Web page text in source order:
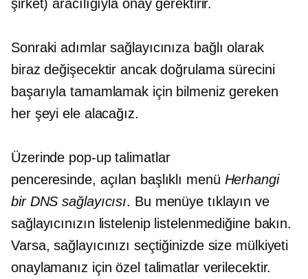
şirket) aracılığıyla onay gerektirir.
Sonraki adımlar sağlayıcınıza bağlı olarak
biraz değişecektir ancak doğrulama sürecini
başarıyla tamamlamak için bilmeniz gereken
her şeyi ele alacağız.
Üzerinde pop-uptalimatlar
penceresinde, açılan başlıklı menü Herhangi
bir DNS sağlayıcısı. Bu menüye tıklayın ve
sağlayıcınızın listelenip listelenmediğine bakın.
Varsa, sağlayıcınızı seçtiğinizde size mülkiyeti
onaylamanız için özel talimatlar verilecektir.